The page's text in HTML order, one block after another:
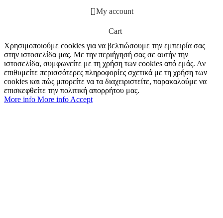
My account
Cart
Χρησιμοποιούμε cookies για να βελτιώσουμε την εμπειρία σας
στην ιστοσελίδα μας. Με την περιήγησή σας σε αυτήν την
ιστοσελίδα, συμφωνείτε με τη χρήση των cookies από εμάς. Αν
επιθυμείτε περισσότερες πληροφορίες σχετικά με τη χρήση των
cookies και πώς μπορείτε να τα διαχειριστείτε, παρακαλούμε να
επισκεφθείτε την πολιτική απορρήτου μας.
More info More info Accept